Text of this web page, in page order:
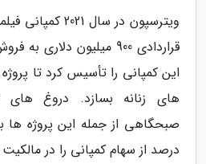
ویترسپون در سال
این کمپانی را تأسیس کرد تا
های زنانه بسازد. دروغ
درصد از سهام کمپانی را در